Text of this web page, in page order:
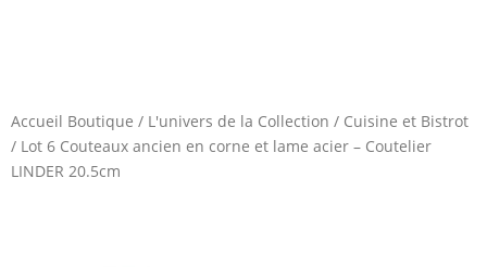
Accueil Boutique / L'univers de la Collection / Cuisine et Bistrot
/ Lot 6 Couteaux ancien en corne et lame acier – Coutelier
LINDER 20.5cm